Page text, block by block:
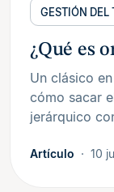
GESTIÓN DEL
¿Qué es
Un clásico
cómo sacar
jerárquico
Artículo 10